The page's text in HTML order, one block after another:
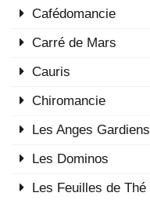
Cafédomancie
Carré de Mars
Cauris
Chiromancie
Les Anges Gardiens
Les Dominos
Les Feuilles de Thé